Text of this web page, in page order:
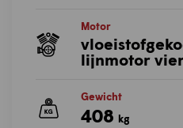
Motor
lijnmotor
Gewicht
408 kg